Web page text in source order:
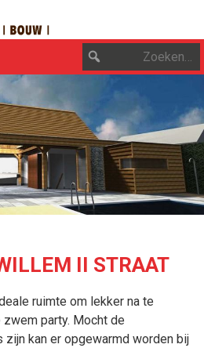
II STRAAT
ruimte om lekker na te
party. Mocht de
kan er opgewarmd worden bij